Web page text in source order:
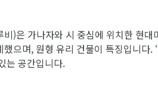
)은 가나자와 시 중심에 위치한 현
으며, 원형 유리 건물이 특징입니다.
는 공간입니다.